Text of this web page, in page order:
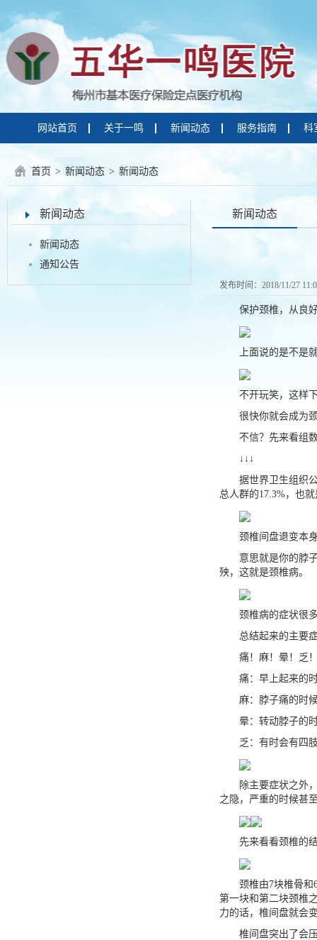
网站首页 关于一鸣 新闻动态 服务指南 科
首页 > 新闻动态 > 新闻动态
新闻动态
新闻动态
通知公告
新闻动态
发布时间：2018/11/27
保护颈椎，从良好
上面说的是不是就
不开玩笑，这样
很快你就会成为颈
不信？先来看组
↓↓↓
据世界卫生组织公
总人群的17.3%，也
颈椎间盘退变本身
意思就是你的脖子
殃，这就是颈椎病。
颈椎病的症状很
总结起来的主要症
痛！麻！晕！乏
痛：早上起来的时
麻：脖子痛的时候
晕：转动脖子的时
乏：有时会有四肢
除主要症状之外，
之隐，严重的时候甚
先来看看颈椎的结
颈椎由7块椎骨和6
第一块和第二块颈椎
力的话，椎间盘就会
椎间盘突出了会压